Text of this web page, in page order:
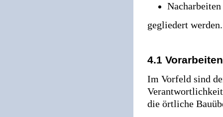
Nacharbeiten
gegliedert werden.
4.1
Im Vorfeld sind
die örtliche